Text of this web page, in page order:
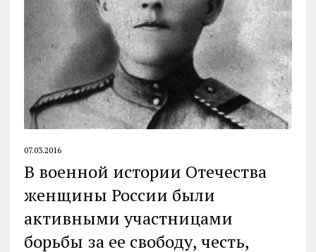
07.03.2016
В военной истории Отечества
женщины России были
активными участницами
борьбы за ее свободу, честь,